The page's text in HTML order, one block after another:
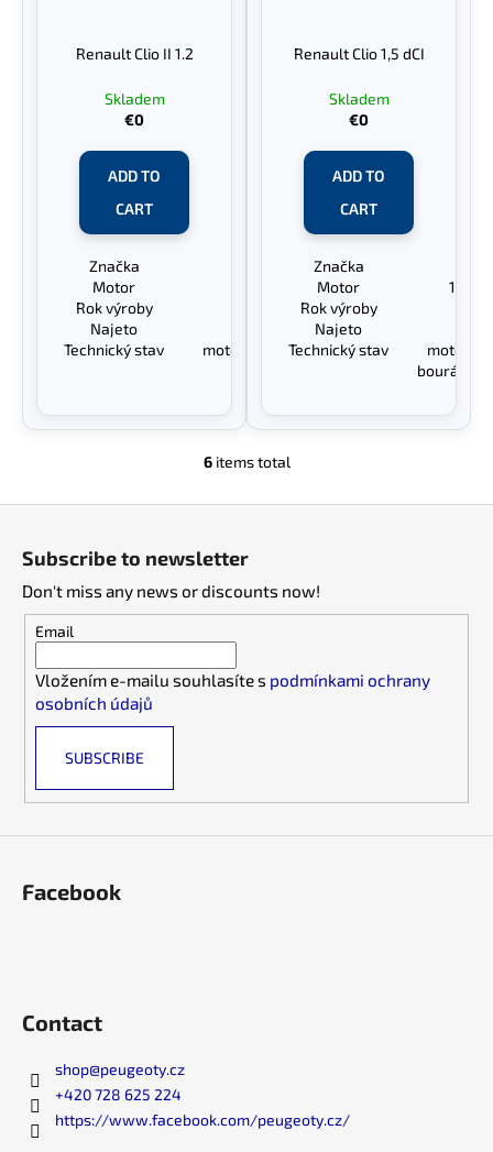
Renault Clio II 1.2
Skladem
€0
ADD TO
CART
Značka
Renault Clio II
Motor
1.2 44 KW
Rok výroby
1998-2005
Najeto
261.700 km
Technický stav
motor + převodovka OK
Renault Clio 1,5 dCI
Skladem
€0
ADD TO
CART
Značka
Motor
1.5
Rok výroby
Najeto
Technický stav
motor +
bouráno
L
n
g
n
s
6items total
Subscribe to newsletter
Don't miss any news or discounts now!
Email
Vložením e-mailu souhlasíte s podmínkami ochrany
osobních údajů
SUBSCRIBE
Facebook
Contact
shop@peugeoty.cz
+420 728 625 224
https://www.facebook.com/peugeoty.cz/